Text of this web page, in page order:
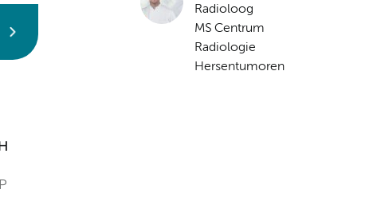
H
P
Radioloog
MS Centrum
Radiologie
Hersentumoren